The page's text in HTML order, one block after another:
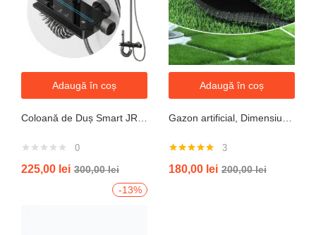
Adaugă în coș
0
225,00 lei 300,00lei
Adaugă în coș
5.00din 5
3
180,00 lei 200,00lei
-13%